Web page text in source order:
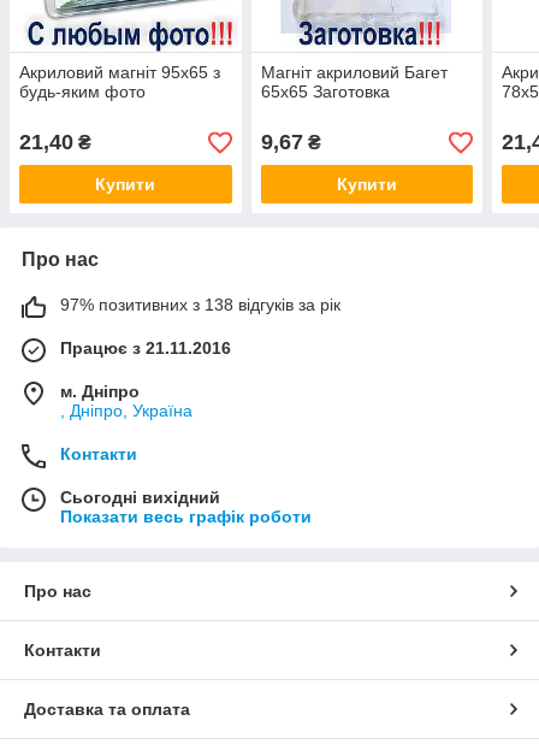
Акриловий магніт 95х65 з
будь-яким фото
21,40 ₴
Купити
Магніт акриловий Багет
65х65 Заготовка
9,67₴
Купити
Про нас
97% позитивних з 138 відгуків за рік
Працює з 21.11.2016
м. Дніпро
, Дніпро, Україна
Контакти
Сьогодні вихідний
Показати весь графік роботи
Про нас
Контакти
Доставка та оплата